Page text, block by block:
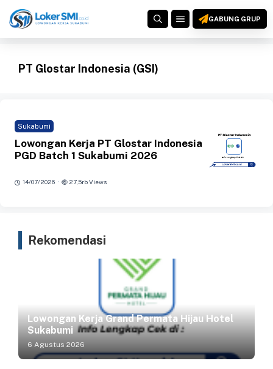
ke
MENUGABUNG GRUP
PT Glostar Indonesia (GSI)
Sukabumi
Lowongan Kerja PT Glostar Indonesia
PGD Batch 1 Sukabumi 2026
14/07/2026 · 27,5rb Views
Rekomendasi
Lowongan Kerja Grand Permata Hijau Hotel
Sukabumi
6 Agustus 2026